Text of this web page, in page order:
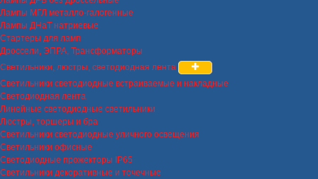
Лампы МГЛ металло-галогенные
Лампы ДНаТ натриевые
Стартеры для ламп
Дроссели, ЭПРА, Трансформаторы
Светильники, люстры, светодиодная лента
Светильники светодиодные встраиваемые и накладные
Светодиодная лента
Линейные светодиодные светильники
Люстры, торшеры и бра
Светильники светодиодные уличного освещения
Светильники офисные
Светодиодные прожекторы IP65
Светильники декоративные и точечные